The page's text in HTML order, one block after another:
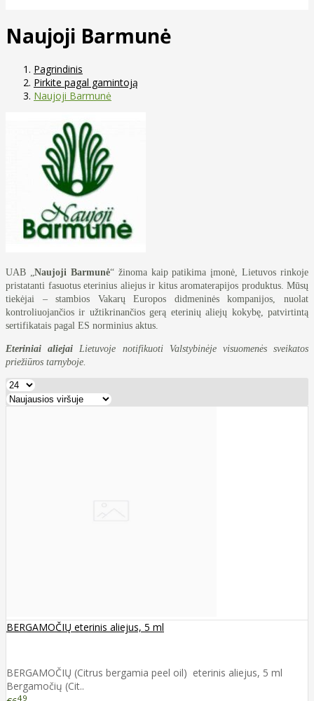
Naujoji Barmunė
Pagrindinis
Pirkite pagal gamintoją
Naujoji Barmunė
UAB „Naujoji Barmunė“ žinoma kaip patikima įmonė, Lietuvos rinkoje
pristatanti fasuotus eterinius aliejus ir kitus aromaterapijos produktus. Mūsų
tiekėjai – stambios Vakarų Europos didmeninės kompanijos, nuolat
kontroliuojančios ir užtikrinančios gerą eterinių aliejų kokybę, patvirtintą
sertifikatais pagal ES norminius aktus.
Eteriniai aliejai Lietuvoje notifikuoti Valstybinėje visuomenės sveikatos
priežiūros tarnyboje.
BERGAMOČIŲ eterinis aliejus, 5 ml
BERGAMOČIŲ (Citrus bergamia peel oil) eterinis aliejus, 5 ml
Bergamočių (Cit..
49